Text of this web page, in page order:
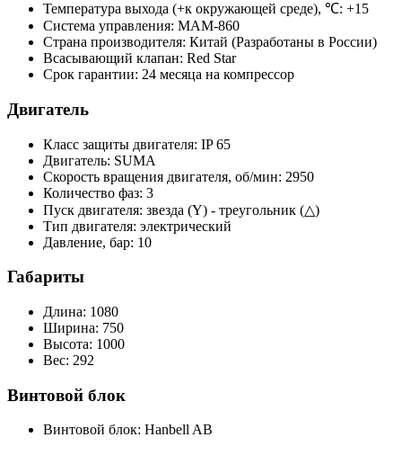
Температура выхода (+к окружающей среде), ℃: +15
Система управления: MAM-860
Страна производителя: Китай (Разработаны в России)
Всасывающий клапан: Red Star
Срок гарантии: 24 месяца на компрессор
Двигатель
Класс защиты двигателя: IP 65
Двигатель: SUMA
Скорость вращения двигателя, об/мин: 2950
Количество фаз: 3
Пуск двигателя: звезда (Y) - треугольник (△)
Тип двигателя: электрический
Давление, бар: 10
Габариты
Длина: 1080
Ширина: 750
Высота: 1000
Вес: 292
Винтовой блок
Винтовой блок: Hanbell AB